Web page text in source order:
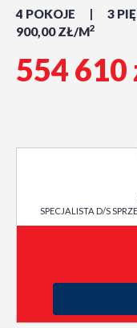
4 POKOJE 3
900,00 ZŁ/M2
554 610
SPECJALISTA D/S